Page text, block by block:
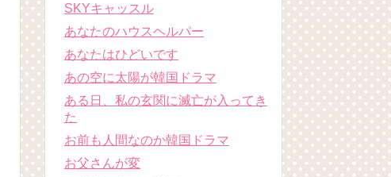
SKYキャッスル
あなたのハウスヘルパー
あなたはひどいです
あの空に太陽が韓国ドラマ
ある日、私の玄関に滅亡が入ってき
た
お前も人間なのか韓国ドラマ
お父さんが変